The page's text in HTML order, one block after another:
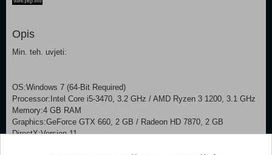
Opis
Min. teh. uvjeti:
OS:Windows 7 (64-Bit Required)
Processor:Intel Core i5-3470, 3.2 GHz / AMD Ryzen 3 1200, 3.1 GHz
Memory:4 GB RAM
Graphics:GeForce GTX 660, 2 GB / Radeon HD 7870, 2 GB
DirectX:Version 11